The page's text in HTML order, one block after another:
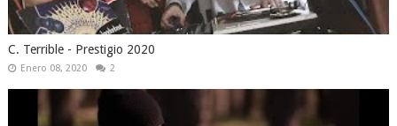
C. Terrible - Prestigio 2020
Enero 08, 2020 2